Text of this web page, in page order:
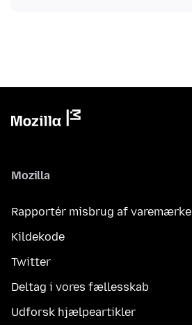
Mozilla
Rapportér misbrug af varemærke
Kildekode
Twitter
Deltag i vores fællesskab
Udforsk hjælpeartikler